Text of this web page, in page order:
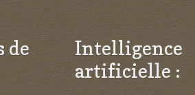
de
Intelligence
artificielle :